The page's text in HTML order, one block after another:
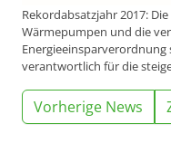
Rekordabsatzjahr 2017:
Wärmepumpen und die
Energieeinsparverordnung
verantwortlich für die
Vorherige News